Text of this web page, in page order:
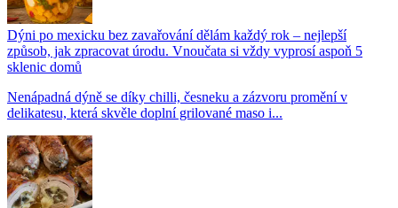
Dýni po mexicku bez zavařování dělám každý rok – nejlepší
způsob, jak zpracovat úrodu. Vnoučata si vždy vyprosí aspoň 5
sklenic domů
Nenápadná dýně se díky chilli, česneku a zázvoru promění v
delikatesu, která skvěle doplní grilované maso i...